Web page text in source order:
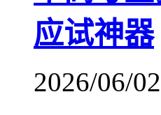
应试神器
2026/06/02